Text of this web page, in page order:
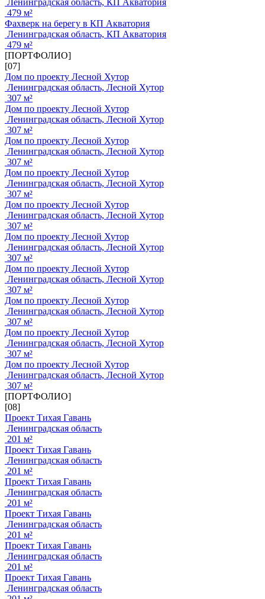
Ленинградская область, КП Акватория
479 м²
Фахверк на берегу в КП Акватория
Ленинградская область, КП Акватория
479 м²
[ПОРТФОЛИО]
[07]
Дом по проекту Лесной Хутор
Ленинградская область, Лесной Хутор
307 м²
Дом по проекту Лесной Хутор
Ленинградская область, Лесной Хутор
307 м²
Дом по проекту Лесной Хутор
Ленинградская область, Лесной Хутор
307 м²
Дом по проекту Лесной Хутор
Ленинградская область, Лесной Хутор
307 м²
Дом по проекту Лесной Хутор
Ленинградская область, Лесной Хутор
307 м²
Дом по проекту Лесной Хутор
Ленинградская область, Лесной Хутор
307 м²
Дом по проекту Лесной Хутор
Ленинградская область, Лесной Хутор
307 м²
Дом по проекту Лесной Хутор
Ленинградская область, Лесной Хутор
307 м²
Дом по проекту Лесной Хутор
Ленинградская область, Лесной Хутор
307 м²
Дом по проекту Лесной Хутор
Ленинградская область, Лесной Хутор
307 м²
[ПОРТФОЛИО]
[08]
Проект Тихая Гавань
Ленинградская область
201 м²
Проект Тихая Гавань
Ленинградская область
201 м²
Проект Тихая Гавань
Ленинградская область
201 м²
Проект Тихая Гавань
Ленинградская область
201 м²
Проект Тихая Гавань
Ленинградская область
201 м²
Проект Тихая Гавань
Ленинградская область